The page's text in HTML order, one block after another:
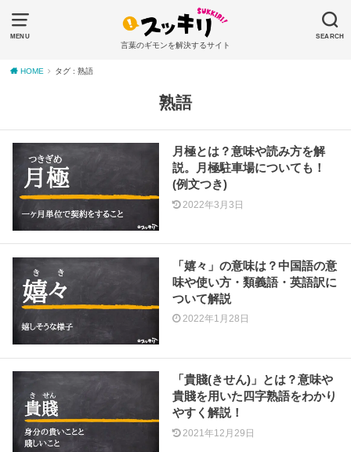
MENU SEARCH
言葉のギモンを解決するサイト
HOME タグ : 熟語
熟語
月極とは？意味や読み方を解
説。月極駐車場についても！
(例文つき)
2022年3月3日
「嬉々」の意味は？中国語の意
味や使い方・類義語・英語訳に
ついて解説
2022年1月28日
「貴賤(きせん)」とは？意味や
貴賤を用いた四字熟語をわかり
やすく解説！
2021年12月29日